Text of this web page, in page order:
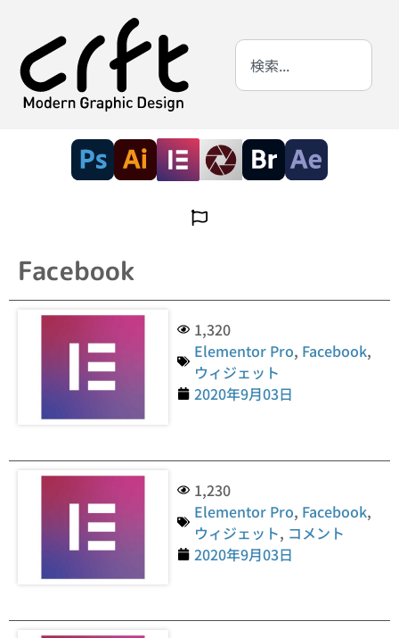
Facebook
1,320
Elementor Pro, Facebook,
ウィジェット
2020年9月03日
1,230
Elementor Pro, Facebook,
ウィジェット, コメント
2020年9月03日